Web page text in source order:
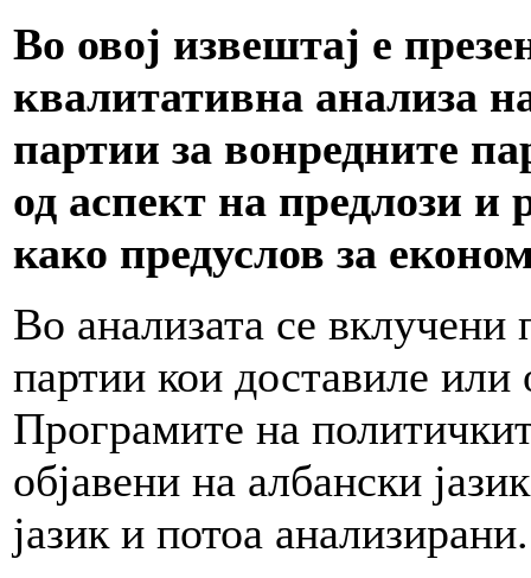
Во овој извештај е
квалитативна анализа
партии за вонредните
од аспект на предлози и
како предуслов за
Во анализата се
партии кои доставиле или
Програмите на
објавени на албански
јазик и потоа анализирани.